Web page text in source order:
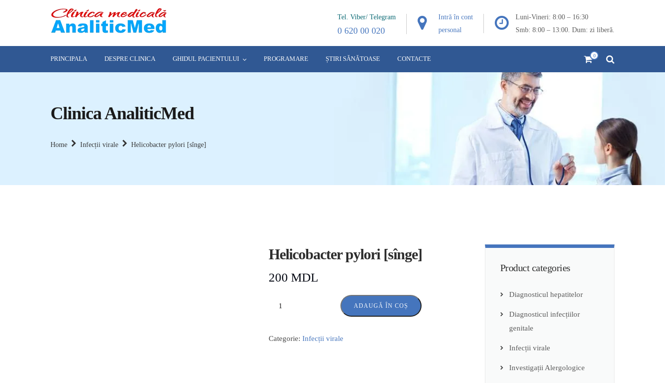
Tel. Viber/ Telegram
0 620 00 020
Intră în cont
personal
Luni-Vineri: 8:00 – 16:30
Smb: 8:00 – 13:00. Dum: zi liberă.
PRINCIPALA DESPRE CLINICA GHIDUL PACIENTULUI PROGRAMARE ȘTIRI SĂNĂTOASE CONTACTE 0
Clinica AnaliticMed
Home Infecții virale Helicobacter pylori [sînge]
Helicobacter pylori [sînge]
200 MDL
ADAUGĂ ÎN COȘ
Categorie: Infecții virale
Product categories
Diagnosticul hepatitelor
Diagnosticul infecțiilor
genitale
Infecții virale
Investigații Alergologice